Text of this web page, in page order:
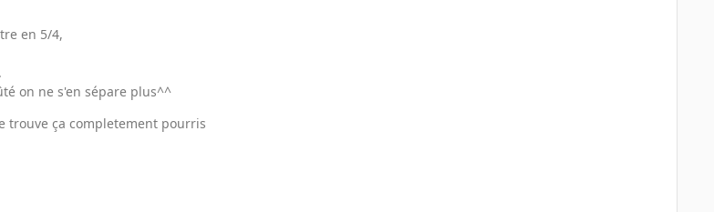
en 5/4,
on ne s'en sépare plus^^
trouve ça completement pourris